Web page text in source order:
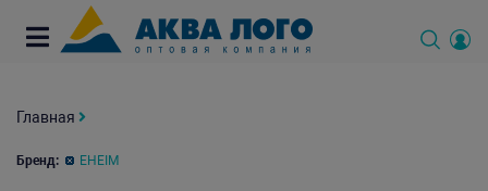
Главная
Бренд: EHEIM